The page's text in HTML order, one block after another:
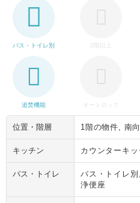
バス・トイレ別 2階以上
追焚機能 オートロック
位置・階層 1階の物件, 南向
キッチン カウンターキッ
バス・トイレ
バス・トイレ
浄便座